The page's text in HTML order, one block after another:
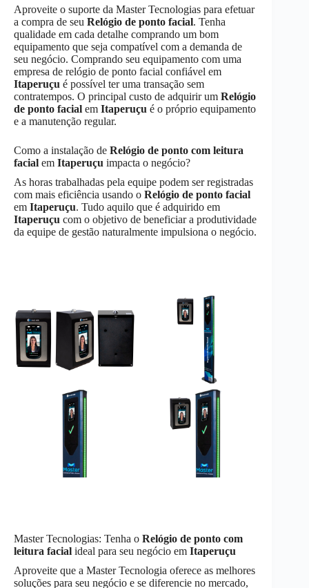
Aproveite o suporte da Master Tecnologias para efetuar
a compra de seu Relógio de ponto facial. Tenha
qualidade em cada detalhe comprando um bom
equipamento que seja compatível com a demanda de
seu negócio. Comprando seu equipamento com uma
empresa de relógio de ponto facial confiável em
Itaperuçu é possível ter uma transação sem
contratempos. O principal custo de adquirir um Relógio
de ponto facial em Itaperuçu é o próprio equipamento
e a manutenção regular.
Como a instalação de Relógio de ponto com leitura
facial em Itaperuçu impacta o negócio?
As horas trabalhadas pela equipe podem ser registradas
com mais eficiência usando o Relógio de ponto facial
em Itaperuçu. Tudo aquilo que é adquirido em
Itaperuçu com o objetivo de beneficiar a produtividade
da equipe de gestão naturalmente impulsiona o negócio.
Master Tecnologias: Tenha o Relógio de ponto com
leitura facial ideal para seu negócio em Itaperuçu
Aproveite que a Master Tecnologia oferece as melhores
soluções para seu negócio e se diferencie no mercado,